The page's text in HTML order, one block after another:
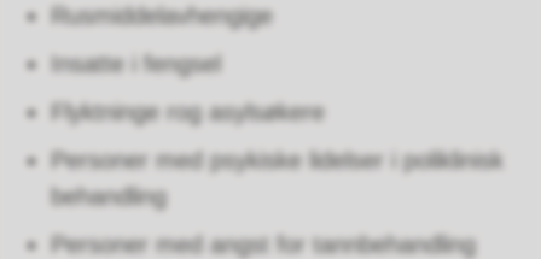
Rusmiddelavhengige
Insatte i fengsel
Flyktninge rog asylsøkere
Personer med psykiske lidelser i poliklinisk
behandling
Personer med angst for tannbehandling